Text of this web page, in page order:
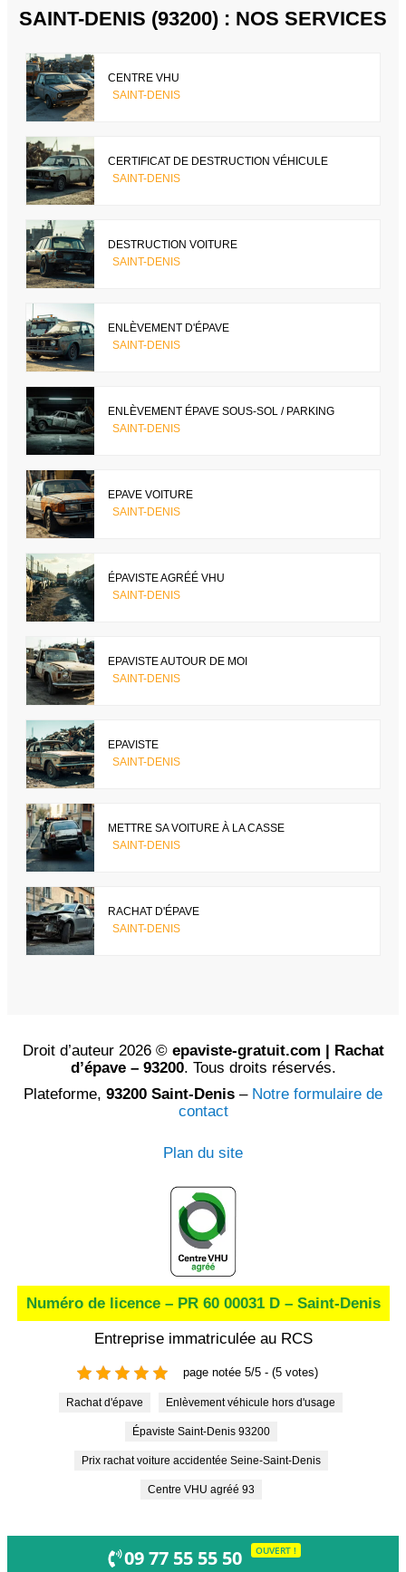
SAINT-DENIS (93200) : NOS SERVICES
CENTRE VHU
SAINT-DENIS
CERTIFICAT DE DESTRUCTION VÉHICULE
SAINT-DENIS
DESTRUCTION VOITURE
SAINT-DENIS
ENLÈVEMENT D'ÉPAVE
SAINT-DENIS
ENLÈVEMENT ÉPAVE SOUS-SOL / PARKING
SAINT-DENIS
EPAVE VOITURE
SAINT-DENIS
ÉPAVISTE AGRÉÉ VHU
SAINT-DENIS
EPAVISTE AUTOUR DE MOI
SAINT-DENIS
EPAVISTE
SAINT-DENIS
METTRE SA VOITURE À LA CASSE
SAINT-DENIS
RACHAT D'ÉPAVE
SAINT-DENIS
Droit d’auteur 2026 © epaviste-gratuit.com | Rachat
d’épave – 93200. Tous droits réservés.
Plateforme, 93200 Saint-Denis – Notre formulaire de
contact
Plan du site
Numéro de licence – PR 60 00031 D – Saint-Denis
Entreprise immatriculée au RCS
page notée 5/5 - (5 votes)
Rachat d'épave Enlèvement véhicule hors d'usage
Épaviste Saint-Denis 93200
Prix rachat voiture accidentée Seine-Saint-Denis
Centre VHU agréé 93
09 77 55 55 50 OUVERT !